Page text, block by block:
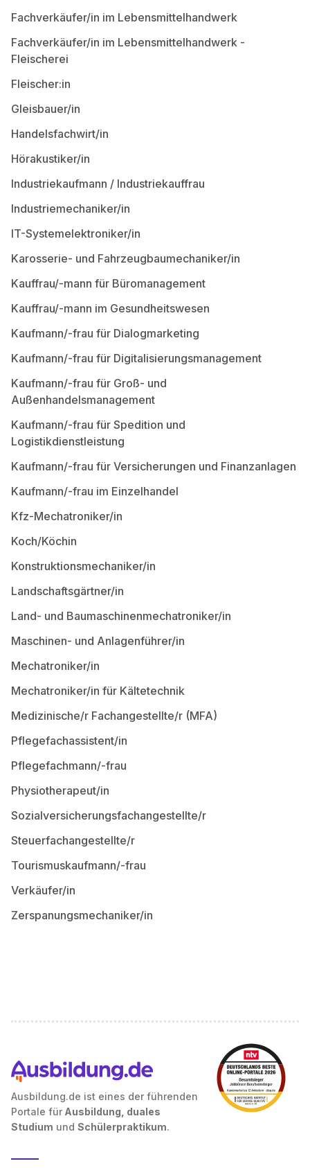
Fachverkäufer/in im Lebensmittelhandwerk
Fachverkäufer/in im Lebensmittelhandwerk -
Fleischerei
Fleischer:in
Gleisbauer/in
Handelsfachwirt/in
Hörakustiker/in
Industriekaufmann / Industriekauffrau
Industriemechaniker/in
IT-Systemelektroniker/in
Karosserie- und Fahrzeugbaumechaniker/in
Kauffrau/-mann für Büromanagement
Kauffrau/-mann im Gesundheitswesen
Kaufmann/-frau für Dialogmarketing
Kaufmann/-frau für Digitalisierungsmanagement
Kaufmann/-frau für Groß- und
Außenhandelsmanagement
Kaufmann/-frau für Spedition und
Logistikdienstleistung
Kaufmann/-frau für Versicherungen und Finanzanlagen
Kaufmann/-frau im Einzelhandel
Kfz-Mechatroniker/in
Koch/Köchin
Konstruktionsmechaniker/in
Landschaftsgärtner/in
Land- und Baumaschinenmechatroniker/in
Maschinen- und Anlagenführer/in
Mechatroniker/in
Mechatroniker/in für Kältetechnik
Medizinische/r Fachangestellte/r (MFA)
Pflegefachassistent/in
Pflegefachmann/-frau
Physiotherapeut/in
Sozialversicherungsfachangestellte/r
Steuerfachangestellte/r
Tourismuskaufmann/-frau
Verkäufer/in
Zerspanungsmechaniker/in
Ausbildung.de ist eines der führenden
Portale für Ausbildung, duales
Studium und Schülerpraktikum.